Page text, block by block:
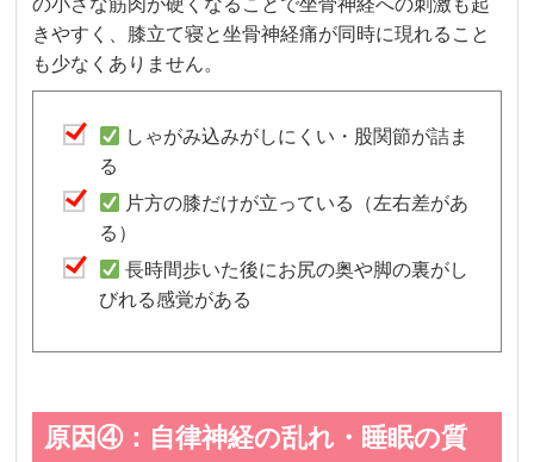
の小さな筋肉が硬くなることで坐骨神経への刺激も起
きやすく、膝立て寝と坐骨神経痛が同時に現れること
も少なくありません。
しゃがみ込みがしにくい・股関節が詰ま
る
片方の膝だけが立っている（左右差があ
る）
長時間歩いた後にお尻の奥や脚の裏がし
びれる感覚がある
原因④：自律神経の乱れ・睡眠の質